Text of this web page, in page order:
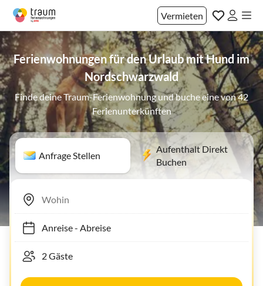
Vermieten
Ferienwohnungen für den Urlaub mit Hund im
Nordschwarzwald
Finde deine Traum-Ferienwohnung und buche eine von 42
Ferienunterkünften
Anfrage Stellen
Aufenthalt Direkt
Buchen
Anreise- Abreise